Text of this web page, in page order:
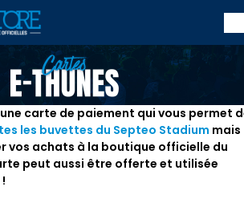
carte de paiement qui vous permet
les buvettes du Septeo Stadium mais
vos achats à la boutique officielle du
peut aussi être offerte et utilisée
!